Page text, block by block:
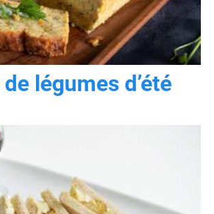
légumes d’été